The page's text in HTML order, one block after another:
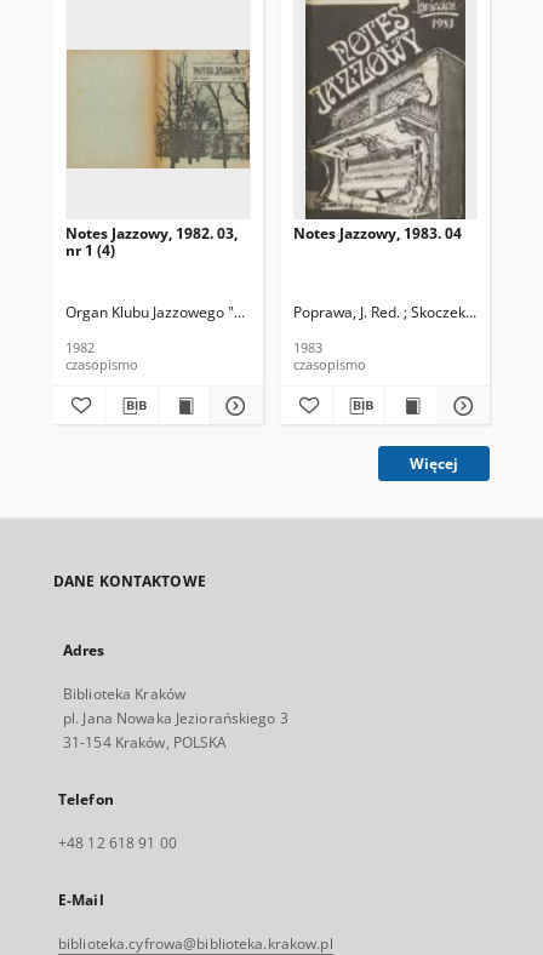
Notes Jazzowy, 1982. 03,
nr 1 (4)
Organ Klubu Jazzowego "Rotunda" Skoczek, T. Red.
1982
czasopismo
Notes Jazzowy, 1983. 04
Poprawa, J. Red. ; Skoczek T. Red.
1983
czasopismo
Więcej
DANE KONTAKTOWE
Adres
Biblioteka Kraków
pl. Jana Nowaka Jeziorańskiego 3
31-154 Kraków, POLSKA
Telefon
+48 12 618 91 00
E-Mail
biblioteka.cyfrowa@biblioteka.krakow.pl